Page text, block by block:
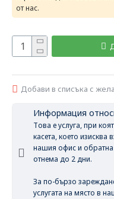
от нас.
Добави в списъка с
Информация
Това е услуга, при
касета, което изисква
нашия офис и обратна
отнема до 2 дни.
За по-бързо
услугата на място в